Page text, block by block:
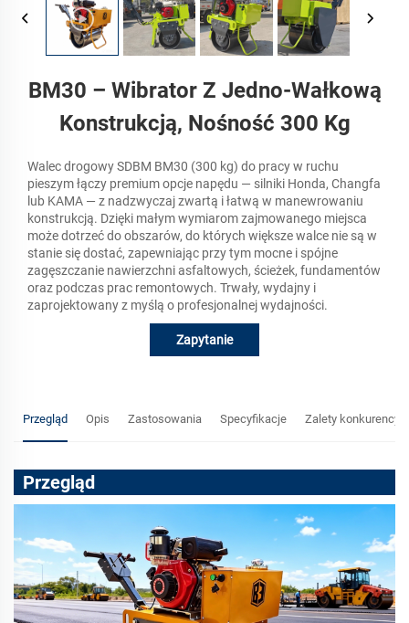
BM30 – Wibrator Z Jedno-Wałkową
Konstrukcją, Nośność 300 Kg
Walec drogowy SDBM BM30 (300 kg) do pracy w ruchu
pieszym łączy premium opcje napędu — silniki Honda, Changfa
lub KAMA — z nadzwyczaj zwartą i łatwą w manewrowaniu
konstrukcją. Dzięki małym wymiarom zajmowanego miejsca
może dotrzeć do obszarów, do których większe walce nie są w
stanie się dostać, zapewniając przy tym mocne i spójne
zagęszczanie nawierzchni asfaltowych, ścieżek, fundamentów
oraz podczas prac remontowych. Trwały, wydajny i
zaprojektowany z myślą o profesjonalnej wydajności.
Zapytanie
Przegląd Opis Zastosowania Specyfikacje Zalety
Przegląd